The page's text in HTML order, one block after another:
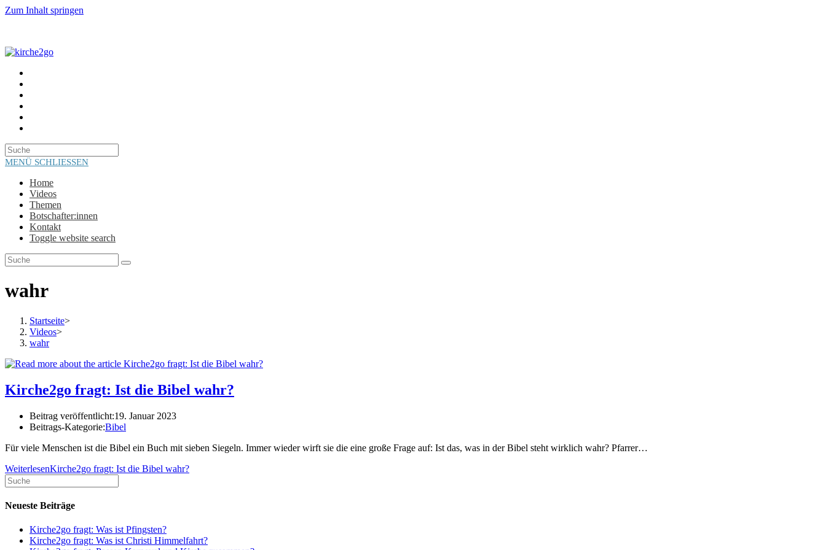
Zum Inhalt springen
MENÜ SCHLIESSEN
Home
Videos
Themen
Botschafter:innen
Kontakt
Toggle website search
wahr
Startseite>
Videos>
wahr
Kirche2go fragt: Ist die Bibel wahr?
Beitrag veröffentlicht:19. Januar 2023
Beitrags-Kategorie:Bibel
Für viele Menschen ist die Bibel ein Buch mit sieben Siegeln. Immer wieder wirft sie die eine große Frage auf: Ist das, was in der Bibel steht wirklich wahr? Pfarrer…
WeiterlesenKirche2go fragt: Ist die Bibel wahr?
Neueste Beiträge
Kirche2go fragt: Was ist Pfingsten?
Kirche2go fragt: Was ist Christi Himmelfahrt?